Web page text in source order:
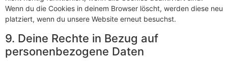
Wenn du die Cookies in deinem Browser löscht, werden diese neu
platziert, wenn du unsere Website erneut besuchst.
9. Deine Rechte in Bezug auf
personenbezogene Daten